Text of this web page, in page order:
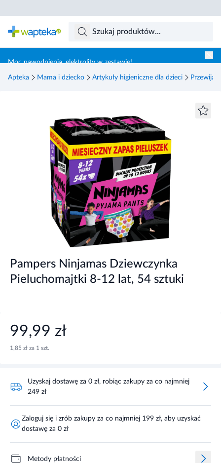
Moc nawodnienia, elektrolity w zestawie!
Apteka Mama i dziecko Artykuły higieniczne dla dzieci
Pampers Ninjamas Dziewczynka
Pieluchomajtki 8-12 lat, 54 sztuki
99,99 zł
1,85 zł za 1 szt.
Uzyskaj dostawę za 0 zł, robiąc zakupy za co najmniej
249 zł
Zaloguj się i zrób zakupy za co najmniej 199 zł, aby uzyskać
dostawę za 0 zł
Metody płatności